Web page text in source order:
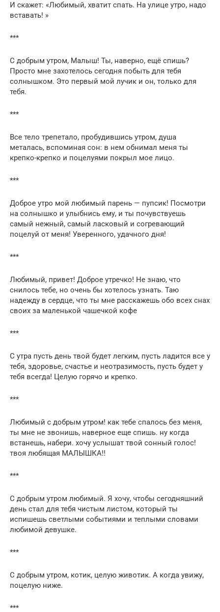
И скажет: «Любимый, хватит спать. На улице утро, надо
вставать! »
***
С добрым утром, Малыш! Ты, наверно, ещё спишь?
Просто мне захотелось сегодня побыть для тебя
солнышком. Это первый мой лучик и он, только для
тебя.
***
Все тело трепетало, пробудившись утром, душа
металась, вспоминая сон: в нем обнимал меня ты
крепко-крепко и поцелуями покрыл мое лицо.
***
Доброе утро мой любимый парень — пупсик! Посмотри
на солнышко и улыбнись ему, и ты почувствуешь
самый нежный, самый ласковый и согревающий
поцелуй от меня! Уверенного, удачного дня!
***
Любимый, привет! Доброе утречко! Не знаю, что
снилось тебе, но очень бы хотелось узнать. Таю
надежду в сердце, что ты мне расскажешь обо всех снах
своих за маленькой чашечкой кофе
***
С утра пусть день твой будет легким, пусть ладится все у
тебя, здоровье, счастье и неотразимость, пусть будет у
тебя всегда! Целую горячо и крепко.
***
Любимый с добрым утром! как тебе спалось без меня,
ты мне не звонишь, наверное еще спишь. ну когда
встанешь, набери. хочу услышат твой сонный голос!
твоя любящая МАЛЫШКА!!
***
С добрым утром любимый. Я хочу, чтобы сегодняшний
день стал для тебя чистым листом, который ты
испишешь светлыми событиями и теплыми словами
любимой девушке.
***
С добрым утром, котик, целую животик. А когда увижу,
поцелую ниже.
***